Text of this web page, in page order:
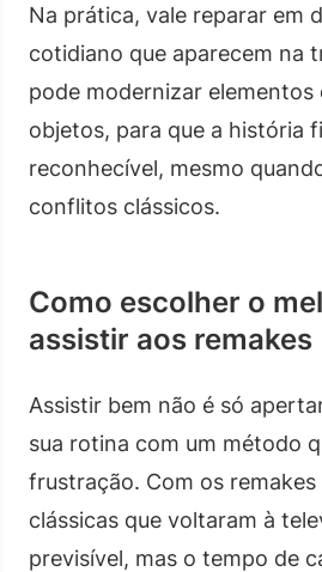
Na prática, vale reparar em
cotidiano que aparecem na
pode modernizar elementos
objetos, para que a história
reconhecível, mesmo
conflitos clássicos.
Como escolher o
assistir aos remakes
Assistir bem não é só
sua rotina com um método
frustração. Com os remakes
clássicas que voltaram à
previsível, mas o tempo de